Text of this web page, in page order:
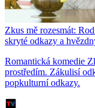
Zkus mě rozesmát:
skryté odkazy a
Romantická komedie
prostředím. Zákulisí
popkulturní odkazy.